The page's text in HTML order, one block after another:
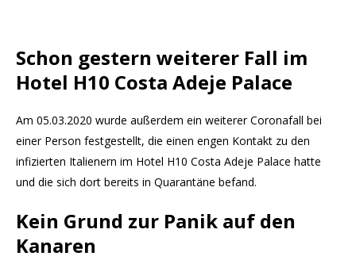
Schon gestern weiterer Fall im
Hotel H10 Costa Adeje Palace
Am 05.03.2020 wurde außerdem ein weiterer Coronafall bei
einer Person festgestellt, die einen engen Kontakt zu den
infizierten Italienern im Hotel H10 Costa Adeje Palace hatte
und die sich dort bereits in Quarantäne befand.
Kein Grund zur Panik auf den
Kanaren